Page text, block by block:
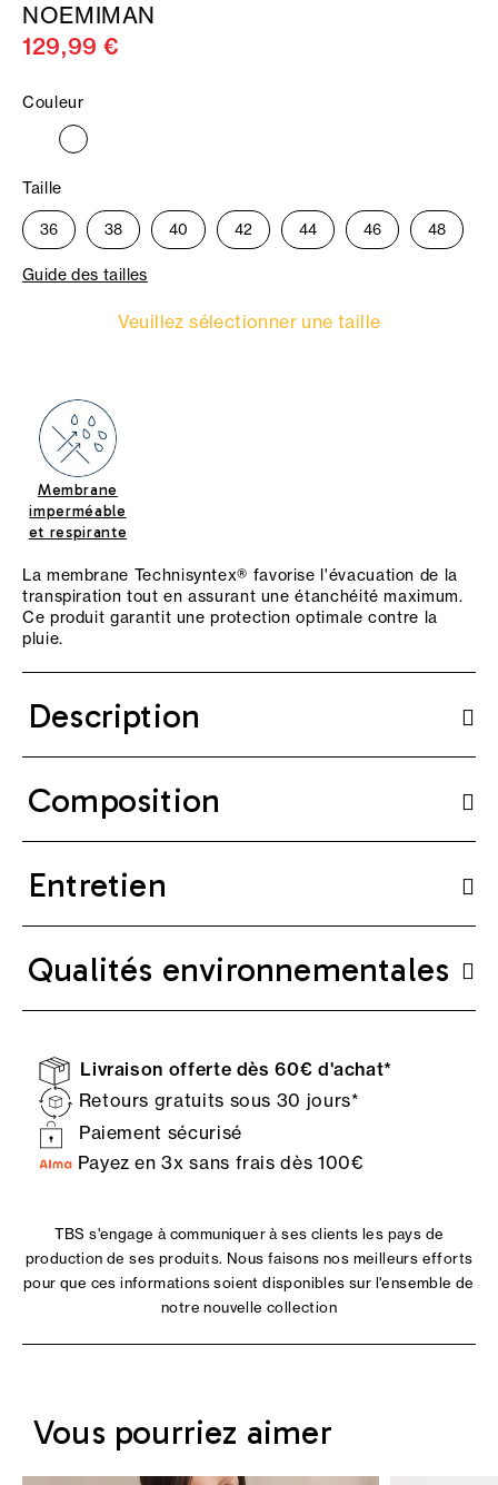
NOEMIMAN
129,99 €
Couleur
Taille
36 38 40 42 44 46 48
Guide des tailles
Veuillez sélectionner une taille
Membrane
imperméable
et respirante
La membrane Technisyntex® favorise l'évacuation de la
transpiration tout en assurant une étanchéité maximum.
Ce produit garantit une protection optimale contre la
pluie.
Description
Composition
Entretien
Qualités environnementales
Livraison offerte dès 60€ d'achat*
Retours gratuits sous 30 jours*
Paiement sécurisé
Payez en 3x sans frais dès 100€
TBS s'engage à communiquer à ses clients les pays de
production de ses produits. Nous faisons nos meilleurs efforts
pour que ces informations soient disponibles sur l'ensemble de
notre nouvelle collection
Vous pourriez aimer